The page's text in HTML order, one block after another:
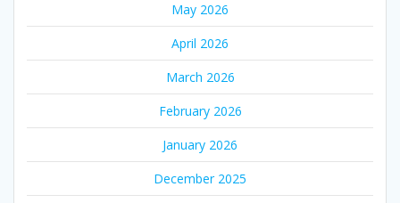
May 2026
April 2026
March 2026
February 2026
January 2026
December 2025